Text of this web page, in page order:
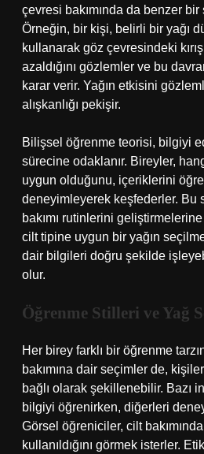
çevresi bakımında da benzer
Örneğin, bir kişi, belirli bir yağı
kullanarak göz çevresindeki
azaldığını gözlemler ve bu
karar verir. Yağın etkisini
alışkanlığı pekişir.
Bilişsel öğrenme teorisi, bilgiyi
sürecine odaklanır. Bireyler,
uygun olduğunu, içeriklerini
deneyimleyerek keşfederler. Bu
bakımı rutinlerini
cilt tipine uygun bir yağın
dair bilgileri doğru şekilde
olur.
Öğrenme Stilleri ve Yağ
Her birey farklı bir öğrenme
bakımına dair seçimler de,
bağlı olarak şekillenebilir. Bazı
bilgiyi öğrenirken, diğerleri
Görsel öğreniciler, cilt
kullanıldığını görmek isterler.